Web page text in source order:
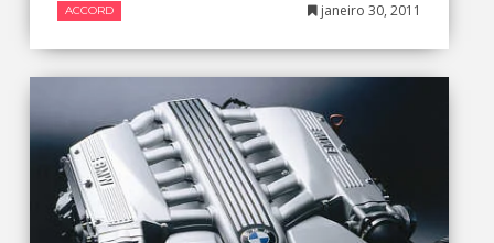
ACCORD janeiro 30, 2011